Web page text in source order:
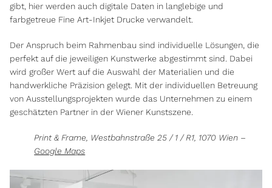
gibt, hier werden auch digitale Daten in langlebige und
farbgetreue Fine Art-Inkjet Drucke verwandelt.
Der Anspruch beim Rahmenbau sind individuelle Lösungen, die
perfekt auf die jeweiligen Kunstwerke abgestimmt sind. Dabei
wird großer Wert auf die Auswahl der Materialien und die
handwerkliche Präzision gelegt. Mit der individuellen Betreuung
von Ausstellungsprojekten wurde das Unternehmen zu einem
geschätzten Partner in der Wiener Kunstszene.
Print & Frame, Westbahnstraße 25 / 1 / R1, 1070 Wien –
Google Maps